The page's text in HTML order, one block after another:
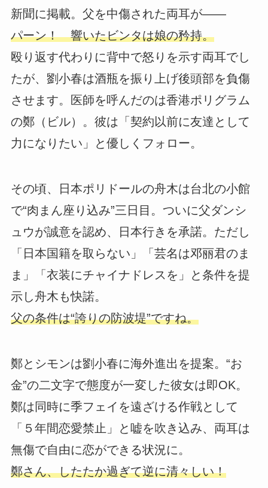
新聞に掲載。父を中傷された両耳が――
パーン！ 響いたビンタは娘の矜持。
殴り返す代わりに背中で怒りを示す両耳でし
たが、劉小春は酒瓶を振り上げ後頭部を負傷
させます。医師を呼んだのは香港ポリグラム
の鄭（ビル）。彼は「契約以前に友達として
力になりたい」と優しくフォロー。
その頃、日本ポリドールの舟木は台北の小館
で“肉まん座り込み”三日目。ついに父ダンシ
ュウが誠意を認め、日本行きを承諾。ただし
「日本国籍を取らない」「芸名は邓丽君のま
ま」「衣装にチャイナドレスを」と条件を提
示し舟木も快諾。
父の条件は“誇りの防波堤”ですね。
鄭とシモンは劉小春に海外進出を提案。“お
金”の二文字で態度が一変した彼女は即OK。
鄭は同時に季フェイを遠ざける作戦として
「５年間恋愛禁止」と嘘を吹き込み、両耳は
無傷で自由に恋ができる状況に。
鄭さん、したたか過ぎて逆に清々しい！